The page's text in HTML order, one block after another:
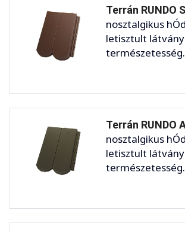
Terrán RUNDO
nosztalgikus
letisztult
természetesség.
Terrán RUNDO
nosztalgikus
letisztult
természetesség.